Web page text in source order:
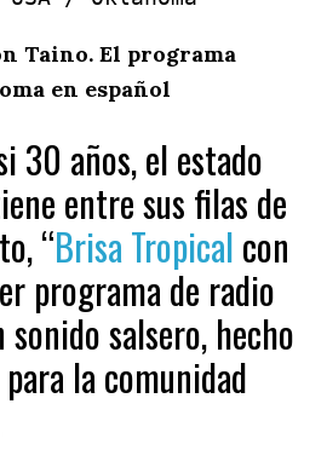
Taino. El programa
en español
30 años, el estado
entre sus filas de
“Brisa Tropical con
programa de radio
salsero, hecho
la comunidad